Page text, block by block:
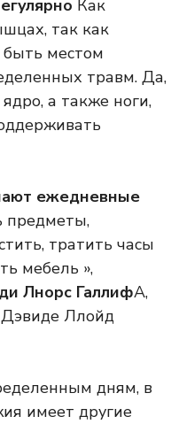
Как
так как
местом
травм. Да,
а также ноги,
ежедневные
предметы,
тратить часы
мебель »,
Лнорс ГаллифA,
Дэвиде Ллойд
дням, в
имеет другие